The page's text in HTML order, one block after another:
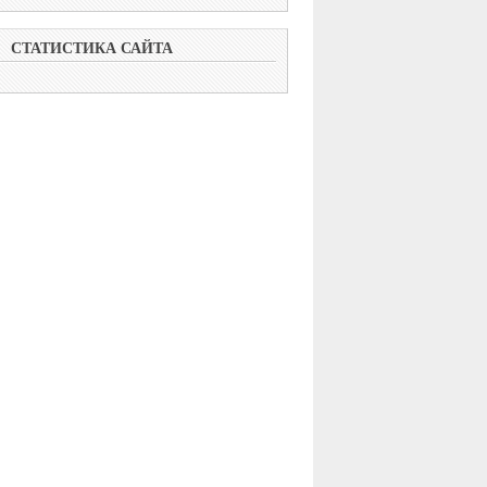
СТАТИСТИКА САЙТА